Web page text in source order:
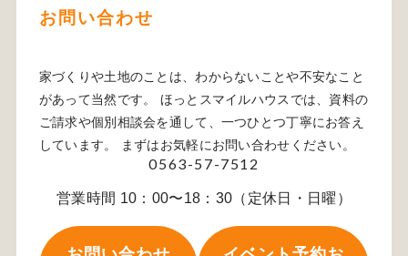
お問い合わせ
家づくりや土地のことは、わからないことや不安なこと
があって当然です。 ほっとスマイルハウスでは、資料の
ご請求や個別相談会を通して、一つひとつ丁寧にお答え
しています。 まずはお気軽にお問い合わせください。
0563-57-7512
営業時間 10：00〜18：30（定休日・日曜）